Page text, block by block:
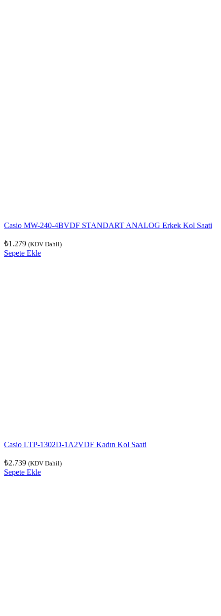
Casio MW-240-4BVDF STANDART ANALOG Erkek Kol Saati
₺1.279 (KDV Dahil)
Sepete Ekle
Casio LTP-1302D-1A2VDF Kadın Kol Saati
₺2.739 (KDV Dahil)
Sepete Ekle